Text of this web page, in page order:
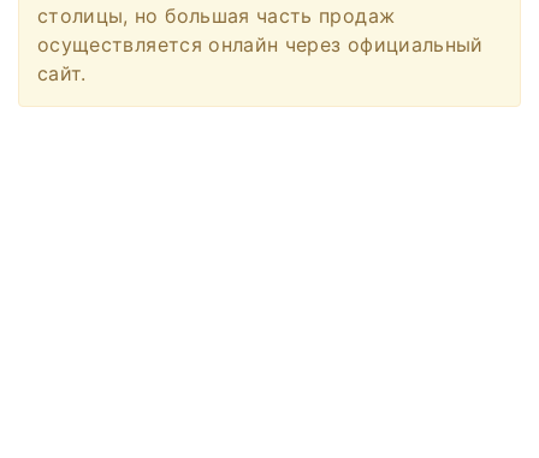
столицы, но большая часть продаж
осуществляется онлайн через официальный
сайт.